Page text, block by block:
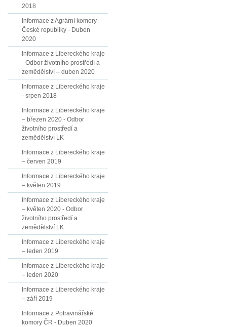
2018
Informace z Agrární komory
České republiky - Duben
2020
Informace z Libereckého kraje
- Odbor životního prostředí a
zemědělství – duben 2020
Informace z Libereckého kraje
- srpen 2018
Informace z Libereckého kraje
– březen 2020 - Odbor
životního prostředí a
zemědělství LK
Informace z Libereckého kraje
– červen 2019
Informace z Libereckého kraje
– květen 2019
Informace z Libereckého kraje
– květen 2020 - Odbor
životního prostředí a
zemědělství LK
Informace z Libereckého kraje
– leden 2019
Informace z Libereckého kraje
– leden 2020
Informace z Libereckého kraje
– září 2019
Informace z Potravinářské
komory ČR - Duben 2020